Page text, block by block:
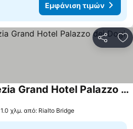
Εμφάνιση τιμών
NH Collection Venezia Grand Hotel Palazzo dei Dogi
1.0 χλμ. από: Rialto Bridge